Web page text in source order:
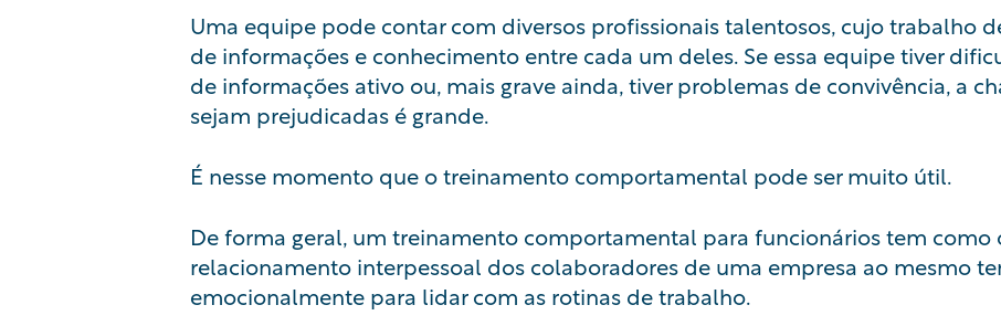
Uma equipe pode contar com diversos profissionais talentosos, cujo trabalho
de informações e conhecimento entre cada um deles. Se essa equipe tiver
de informações ativo ou, mais grave ainda, tiver problemas de convivência, a
sejam prejudicadas é grande.
É nesse momento que o treinamento comportamental pode ser muito útil.
De forma geral, um treinamento comportamental para funcionários tem como
relacionamento interpessoal dos colaboradores de uma empresa ao mesmo
emocionalmente para lidar com as rotinas de trabalho.